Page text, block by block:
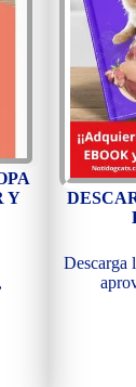
Y
Descarga